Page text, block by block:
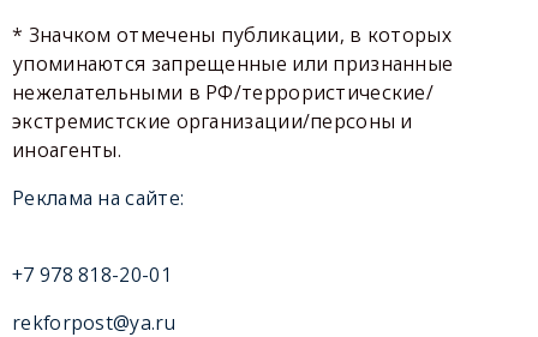
* Значком отмечены публикации, в которых
упоминаются запрещенные или признанные
нежелательными в РФ/террористические/
экстремистские организации/персоны и
иноагенты.
Реклама на сайте:
+7 978 818-20-01
rekforpost@ya.ru